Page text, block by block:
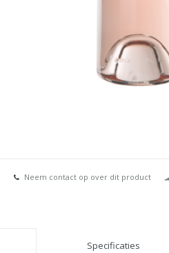
Neem contact op over dit product
Specificaties